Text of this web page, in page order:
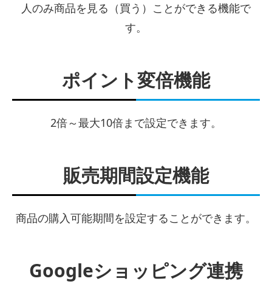
人のみ商品を見る（買う）ことができる機能で
す。
ポイント変倍機能
2倍～最大10倍まで設定できます。
販売期間設定機能
商品の購入可能期間を設定することができます。
Googleショッピング連携